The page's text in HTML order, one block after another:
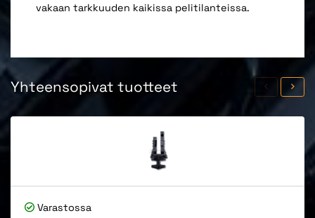
vakaan tarkkuuden kaikissa pelitilanteissa.
Yhteensopivat tuotteet
Varastossa